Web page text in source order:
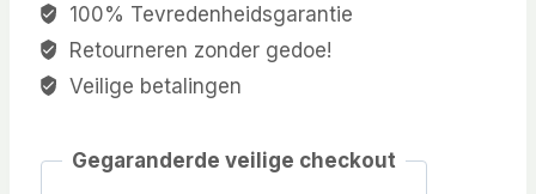
100% Tevredenheidsgarantie
Retourneren zonder gedoe!
Veilige betalingen
Gegaranderde veilige checkout